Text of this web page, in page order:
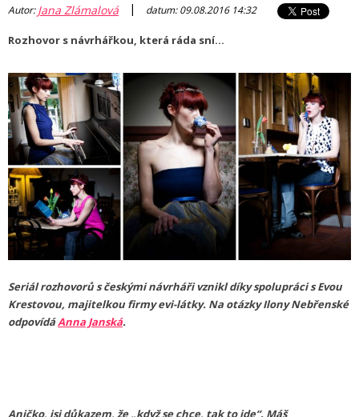
Autor:Jana Zlámalová | datum: 09.08.2016 14:32
Rozhovor s návrhářkou, která ráda sní...
Seriál rozhovorů s českými návrháři vznikl díky spolupráci s Evou
Krestovou, majitelkou firmy evi-látky. Na otázky Ilony Nebřenské
odpovídáAnna Janská.
Aničko, jsi důkazem, že „když se chce, tak to jde“. Máš